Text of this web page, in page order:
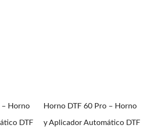
– Horno
DTF
Horno DTF 60 Pro – Horno
y Aplicador Automático DTF